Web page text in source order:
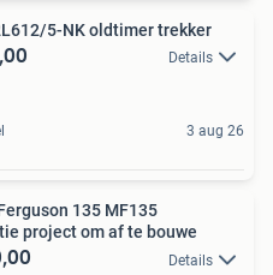
5-NK oldtimer trekker
Details
3 aug 26
135 MF135
project om af te bouwe
Details